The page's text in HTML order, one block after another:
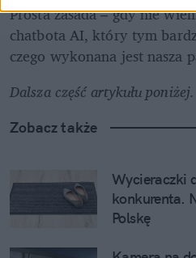
Prosta zasada – gdy nie
chatbota AI, który tym
czego wykonana jest nasza
Dalsza część artykułu poniżej.
Zobacz także
Wycieraczki
konkurenta.
Polskę